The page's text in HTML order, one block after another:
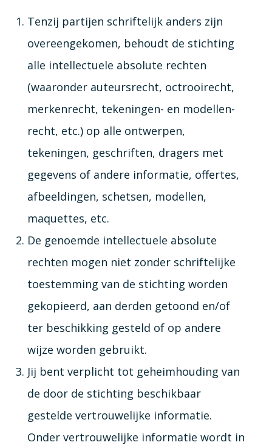
Tenzij partijen schriftelijk anders zijn
overeengekomen, behoudt de stichting
alle intellectuele absolute rechten
(waaronder auteursrecht, octrooirecht,
merkenrecht, tekeningen- en modellen­
recht, etc.) op alle ontwerpen,
tekeningen, geschriften, dragers met
gegevens of andere informatie, offertes,
afbeeldingen, schetsen, modellen,
maquettes, etc.
De genoemde intellectuele absolute
rechten mogen niet zonder schriftelijke
toestemming van de stichting worden
gekopieerd, aan derden getoond en/of
ter beschikking gesteld of op andere
wijze worden gebruikt.
Jij bent verplicht tot geheimhouding van
de door de stichting beschikbaar
gestelde vertrouwelijke informatie.
Onder vertrouwelijke informatie wordt in